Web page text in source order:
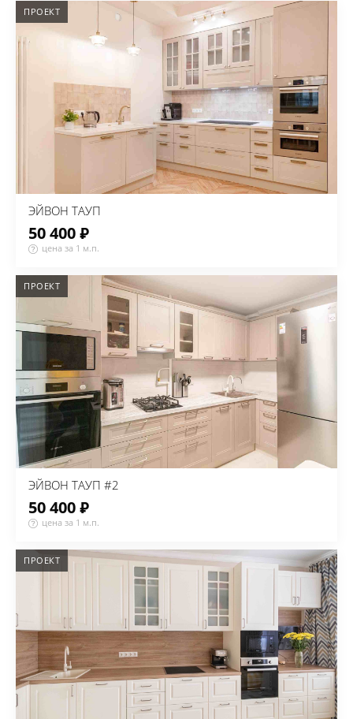
ПРОЕКТ
ЭЙВОН ТАУП
50 400 ₽
цена за 1 м.п.
ПРОЕКТ
ЭЙВОН ТАУП #2
50 400 ₽
цена за 1 м.п.
ПРОЕКТ